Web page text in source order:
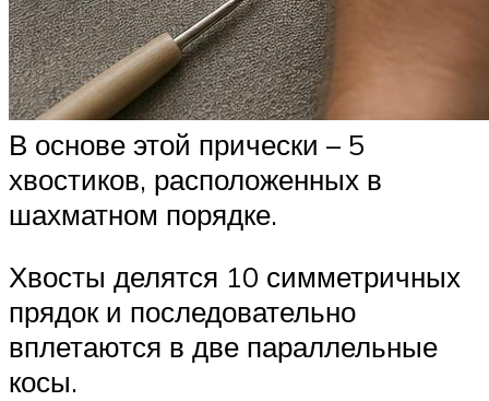
В основе этой прически – 5
хвостиков, расположенных в
шахматном порядке.
Хвосты делятся 10 симметричных
прядок и последовательно
вплетаются в две параллельные
косы.